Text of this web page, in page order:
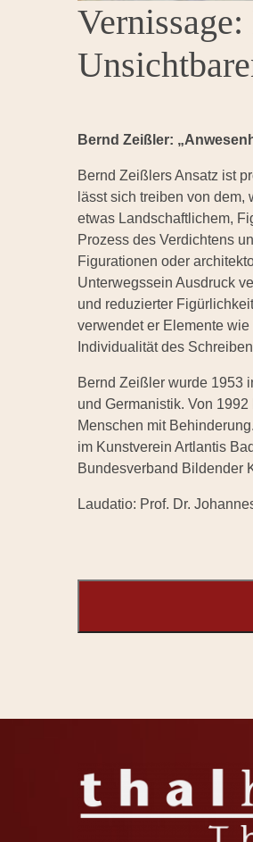
Bernd Zeißler:
Bernd Zeißlers Ansatz ist
lässt sich treiben von dem,
etwas Landschaftlichem,
Prozess des Verdichtens
Figurationen oder
Unterwegssein Ausdruck
und reduzierter
verwendet er Elemente
Individualität des
Bernd Zeißler wurde 1953
und Germanistik. Von
Menschen mit
im Kunstverein Artlantis
Bundesverband Bildender
Laudatio: Prof. Dr.